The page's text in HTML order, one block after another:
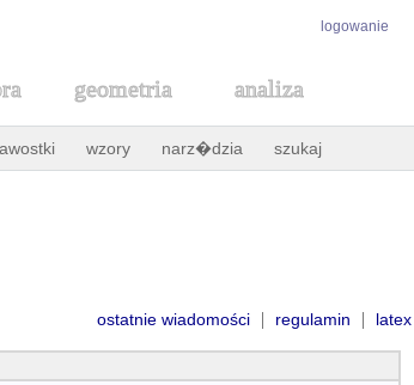
logowanie
geometria analiza
wzory narz�dzia szukaj
ostatnie wiadomości | regulamin | latex